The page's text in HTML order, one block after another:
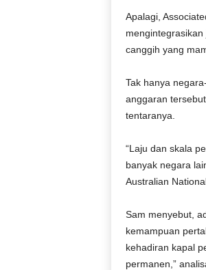
Apalagi,
canggih yang
Tak hanya
anggaran
tentaranya.
“Laju dan skala
banyak negara
Australian
Sam menyebut,
kemampuan
kehadiran kapal
permanen,”